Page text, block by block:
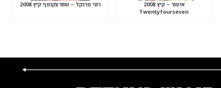
איפור – קיץ 2008
Twentyfourseven
רוני פרנקל – שוורצקופף קיץ 2008